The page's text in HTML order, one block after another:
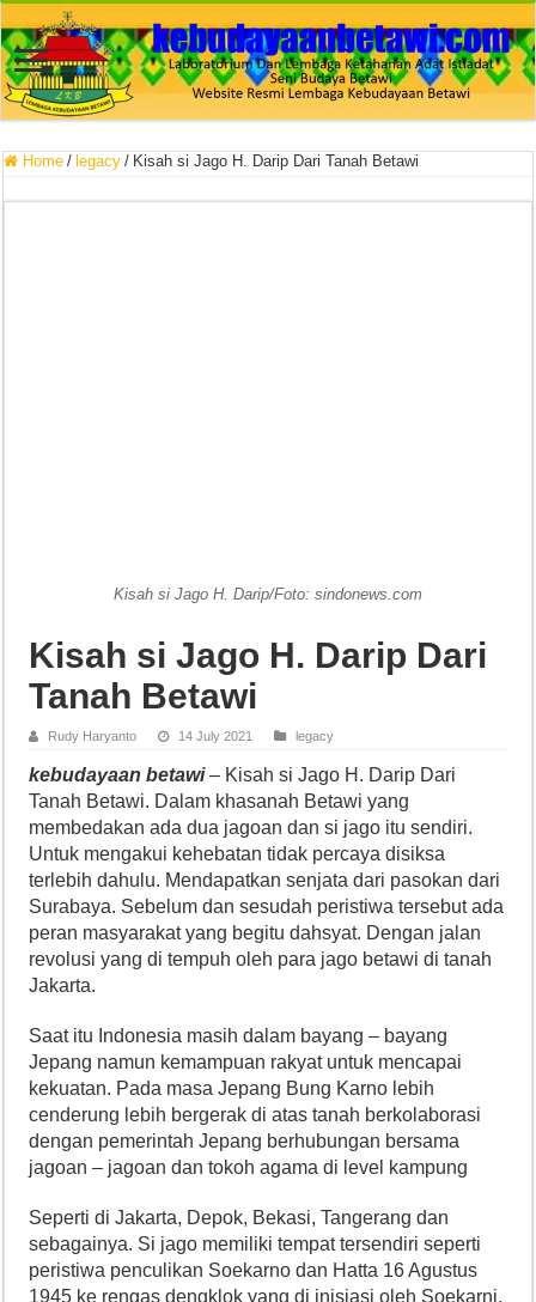
Home / legacy / Kisah si Jago H. Darip Dari Tanah Betawi
Kisah si Jago H. Darip/Foto: sindonews.com
Kisah si Jago H. Darip Dari
Tanah Betawi
Rudy Haryanto 14 July 2021 legacy
kebudayaan betawi– Kisah si Jago H. Darip Dari
Tanah Betawi. Dalam khasanah Betawi yang
membedakan ada dua jagoan dan si jago itu sendiri.
Untuk mengakui kehebatan tidak percaya disiksa
terlebih dahulu. Mendapatkan senjata dari pasokan dari
Surabaya. Sebelum dan sesudah peristiwa tersebut ada
peran masyarakat yang begitu dahsyat. Dengan jalan
revolusi yang di tempuh oleh para jago betawi di tanah
Jakarta.
Saat itu Indonesia masih dalam bayang – bayang
Jepang namun kemampuan rakyat untuk mencapai
kekuatan. Pada masa Jepang Bung Karno lebih
cenderung lebih bergerak di atas tanah berkolaborasi
dengan pemerintah Jepang berhubungan bersama
jagoan – jagoan dan tokoh agama di level kampung
Seperti di Jakarta, Depok, Bekasi, Tangerang dan
sebagainya. Si jago memiliki tempat tersendiri seperti
peristiwa penculikan Soekarno dan Hatta 16 Agustus
1945 ke rengas dengklok yang di inisiasi oleh Soekarni,